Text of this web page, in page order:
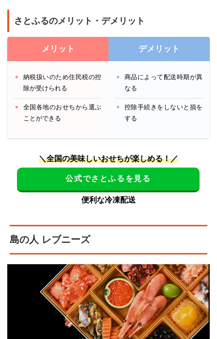
さとふるのメリット・デメリット
メリット
納税扱いのため住民税の控
除が受けられる
全国各地のおせちから選ぶ
ことができる
デメリット
商品によって配送時期が異
なる
控除手続きをしないと損を
する
＼全国の美味しいおせちが楽しめる！／
公式でさとふるを見る
便利な冷凍配送
島の人 レブニーズ